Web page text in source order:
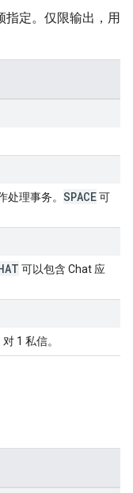
指定。仅限输出，用
处理事务。 SPACE可
可以包含 Chat 应
1 私信。